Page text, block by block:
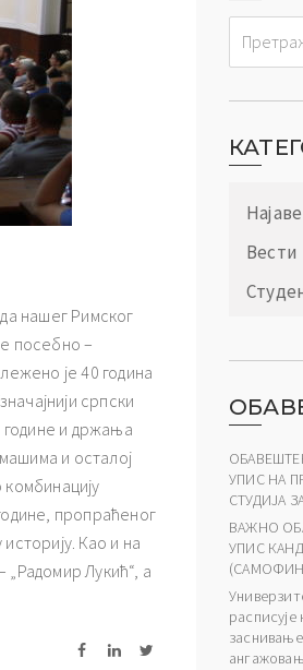
нашег Римског
посебно –
је 40 година
српски
и држања
и осталој
пропраћеног
Као и на
Лукић“, а
Најаве
Вести
УПИС НА
СТУДИЈА
ВАЖНО
УПИС